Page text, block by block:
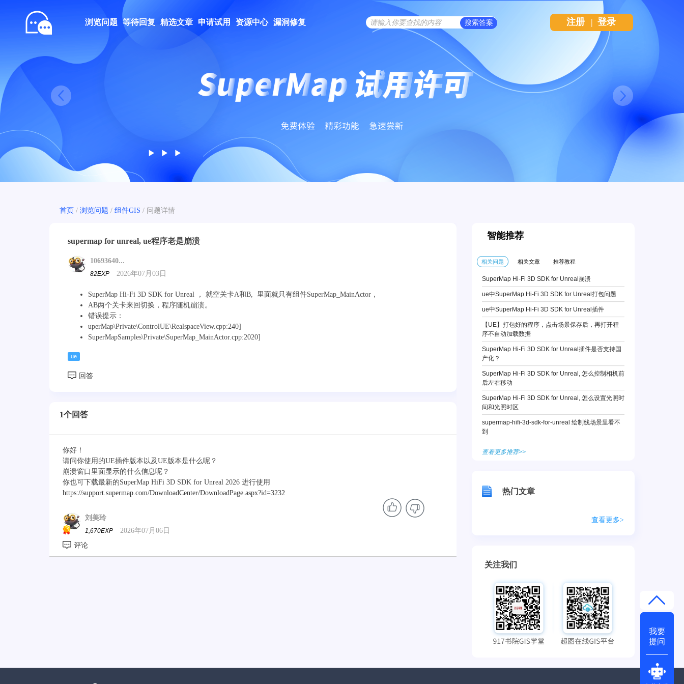
Next
Prev
浏览问题 等待回复 精选文章 申请试用 资源中心 漏洞修复 注册 | 登录
我要
提问
首页 / 浏览问题 / 组件GIS / 问题详情
supermap for unreal, ue程序老是崩溃
10693640...
82EXP 2026年07月03日
SuperMap Hi-Fi 3D SDK for Unreal ， 就空关卡A和B, 里面就只有组件SuperMap_MainActor，
AB两个关卡来回切换，程序随机崩溃。
错误提示：
uperMap\Private\ControlUE\RealspaceView.cpp:240]
SuperMapSamples\Private\SuperMap_MainActor.cpp:2020]
ue
1个回答
你好！
请问你使用的UE插件版本以及UE版本是什么呢？
崩溃窗口里面显示的什么信息呢？
你也可下载最新的SuperMap HiFi 3D SDK for Unreal 2026 进行使用
https://support.supermap.com/DownloadCenter/DownloadPage.aspx?id=3232
刘美玲
1,670EXP 2026年07月06日
智能推荐
相关问题 相关文章 推荐教程
SuperMap Hi-Fi 3D SDK for Unreal崩溃
ue中SuperMap Hi-Fi 3D SDK for Unreal打包问题
ue中SuperMap Hi-Fi 3D SDK for Unreal插件
【UE】打包好的程序，点击场景保存后，再打开程
序不自动加载数据
SuperMap Hi-Fi 3D SDK for Unreal插件是否支持国
产化？
SuperMap Hi-Fi 3D SDK for Unreal, 怎么控制相机前
后左右移动
SuperMap Hi-Fi 3D SDK for Unreal, 怎么设置光照时
间和光照时区
supermap-hifi-3d-sdk-for-unreal 绘制线场景里看不
到
查看更多推荐>>
热门文章
查看更多>
关注我们